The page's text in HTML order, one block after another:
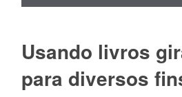
Usando livros
para diversos